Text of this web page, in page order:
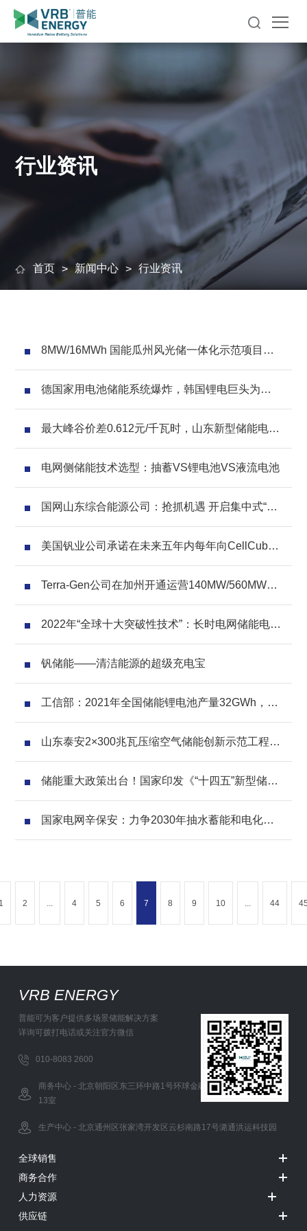
行业资讯
首页 > 新闻中心 > 行业资讯
8MW/16MWh 国能瓜州风光储一体化示范项目储
能系统采购
德国家用电池储能系统爆炸，韩国锂电巨头为供
应商！
最大峰谷价差0.612元/千瓦时，山东新型储能电力
现货交易迎重大利好
电网侧储能技术选型：抽蓄VS锂电池VS液流电池
国网山东综合能源公司：抢抓机遇 开启集中式“共
享储能”应用新格局
美国钒业公司承诺在未来五年内每年向CellCube
公司供应300万升钒电解液
Terra-Gen公司在加州开通运营140MW/560MWh
电池储能项目
2022年“全球十大突破性技术”：长时电网储能电池
名列其中
钒储能——清洁能源的超级充电宝
工信部：2021年全国储能锂电池产量32GWh，同
比增长146%
山东泰安2×300兆瓦压缩空气储能创新示范工程召
开可行性研究报告评审会
储能重大政策出台！国家印发《“十四五”新型储能
发展实施方案》
国家电网辛保安：力争2030年抽水蓄能和电化学
储能分别达到100GW
2 4 5 6 7 8 9 10 44
VRB ENERGY
普能可为客户提供多场景储能解决方案
详询可拨打电话或关注官方微信
010-8083 2600
商务中心 - 北京朝阳区东三环中路1号环球金融中心办公西塔5层12-
13室
生产中心 - 北京通州区张家湾开发区云杉南路17号潞通洪运科技园
全球销售
商务合作
人力资源
供应链